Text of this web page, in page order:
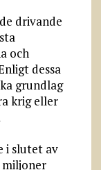
drivande
och
dessa
grundlag
krig eller
i slutet av
miljoner